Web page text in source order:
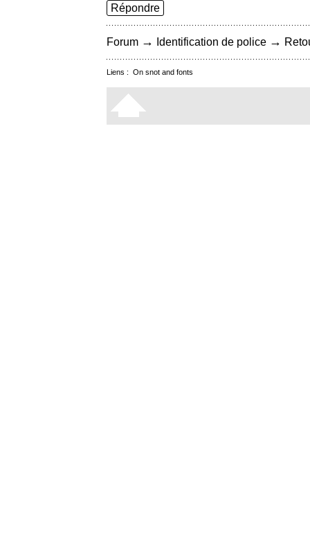
Répondre
Forum → Identification de police →
Liens : On snot and fonts